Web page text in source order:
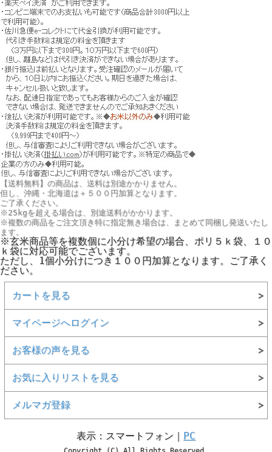
【送料無料】の商品は、送料は別途かかりません。
但し、 沖縄・北海道は＋５００円 加算となります。
ご了承ください。
※25kgを超える場合は、別途送料がかかります。
※複数の商品をご注文頂き特に指定無き場合は、まとめて同梱し発送いたし
ます。
※玄米商品等を複数個に小分け希望の場合、ポリ５ｋ袋、１０
ｋ袋に対応可能でございます。
ただし、1個小分けにつき１００円加算となります。ご了承く
ださい。
カートを見る
マイページへログイン
お客様の声を見る
お気に入りリストを見る
メルマガ登録
表示：スマートフォン｜ PC